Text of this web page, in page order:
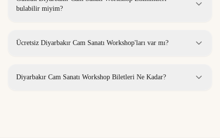
bulabilir miyim?
Ücretsiz Diyarbakır Cam Sanatı Workshop'ları var mı?
Diyarbakır Cam Sanatı Workshop Biletleri Ne Kadar?